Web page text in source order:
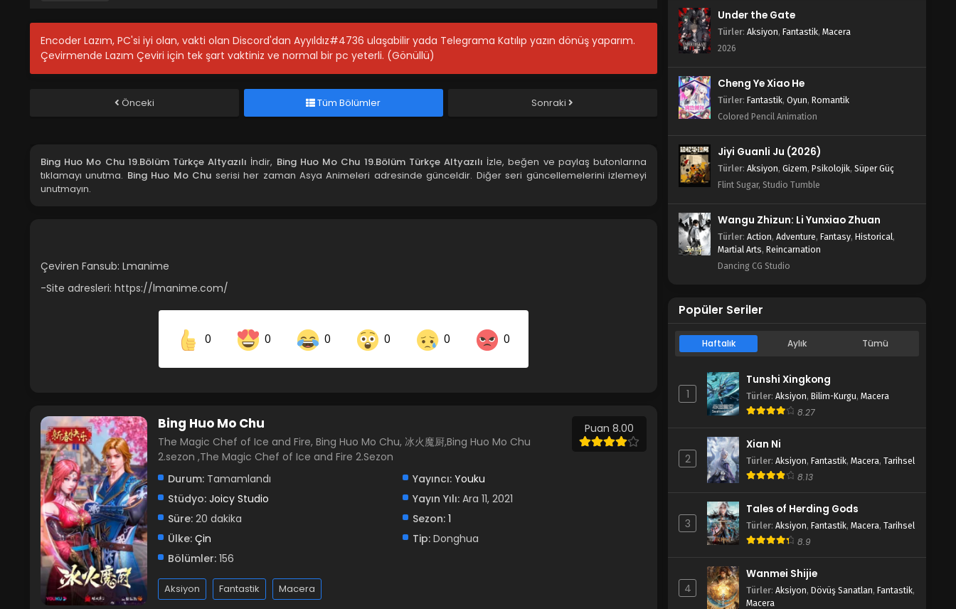
Encoder Lazım, PC'si iyi olan, vakti olan Discord'dan Ayyıldız#4736 ulaşabilir yada Telegrama Katılıp yazın dönüş yaparım.
Çevirmende Lazım Çeviri için tek şart vaktiniz ve normal bir pc yeterli. (Gönüllü)
Önceki Tüm Bölümler Sonraki
Bing Huo Mo Chu 19.Bölüm Türkçe Altyazılı İndir, Bing Huo Mo Chu 19.Bölüm Türkçe Altyazılı İzle, beğen ve paylaş butonlarına
tıklamayı unutma. Bing Huo Mo Chu serisi her zaman Asya Animeleri adresinde günceldir. Diğer seri güncellemelerini izlemeyi
unutmayın.
Çeviren Fansub: Lmanime
-Site adresleri: https://lmanime.com/
0 0 0 0 0 0
Bing Huo Mo Chu
The Magic Chef of Ice and Fire, Bing Huo Mo Chu, 冰火魔厨,Bing Huo Mo Chu
2.sezon ,The Magic Chef of Ice and Fire 2.Sezon
Puan 8.00
Durum: Tamamlandı Yayıncı: Youku
Stüdyo: Joicy Studio Yayın Yılı:Ara 11, 2021
Süre: 20 dakika Sezon: 1
Ülke: Çin Tip:Donghua
Bölümler: 156
Aksiyon Fantastik Macera
26, 2022
19, 2022
Bing Huo Mo Chu 11.Bölüm
Bing Huo Mo Chu 10.Bölüm
Blm 10 - Bing Huo Mo Chu 10.Bölüm - Şubat
Bing Huo Mo Chu 9.Bölüm
Blm 9 - Bing Huo Mo Chu 9.Bölüm - Ocak
29, 2022
24, 2022
Blm 7 - Bing Huo Mo Chu 7.Bölüm - Ocak 15,
2022
Blm 6 - Bing Huo Mo Chu 6.Bölüm - Ocak 8,
2022
Blm 5 - Bing Huo Mo Chu 5.Bölüm - Ocak 1,
2022
Blm 4 - Bing Huo Mo Chu 4.Bölüm - Aralık
25, 2021
Under the Gate
Türler: Aksiyon, Fantastik, Macera
2026
Cheng Ye Xiao He
Türler: Fantastik, Oyun, Romantik
Colored Pencil Animation
Jiyi Guanli Ju (2026)
Türler: Aksiyon, Gizem, Psikolojik, Süper Güç
Flint Sugar, Studio Tumble
Wangu Zhizun: Li Yunxiao Zhuan
Türler: Action, Adventure, Fantasy, Historical,
Martial Arts, Reincarnation
Dancing CG Studio
Popüler Seriler
Haftalık Aylık Tümü
1
Tunshi Xingkong
Türler: Aksiyon, Bilim-Kurgu, Macera
8.27
2
Xian Ni
Türler: Aksiyon, Fantastik, Macera, Tarihsel
8.13
3
Tales of Herding Gods
Türler: Aksiyon, Fantastik, Macera, Tarihsel
8.9
4
Wanmei Shijie
Türler: Aksiyon, Dövüş Sanatları, Fantastik,
Macera